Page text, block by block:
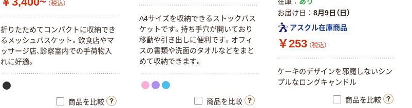
（税込）
折りたためてコンパクトに収納でき
るメッシュバスケット。飲食店やマ
ッサージ店、診察室内での手荷物入
れに好適。
商品を比較
A4サイズを収納できるストックバス
ケットです。持ち手穴が開いており
移動や引き出しに便利です。オフィ
スの書類や洗面のタオルなどをまと
めて収納できます。
商品を比較
お届け日
8月9日（日）
アスクル在庫商品
￥253 （税込）
ケーキのデザインを邪魔しないシン
プルなロングキャンドル
商品を比較